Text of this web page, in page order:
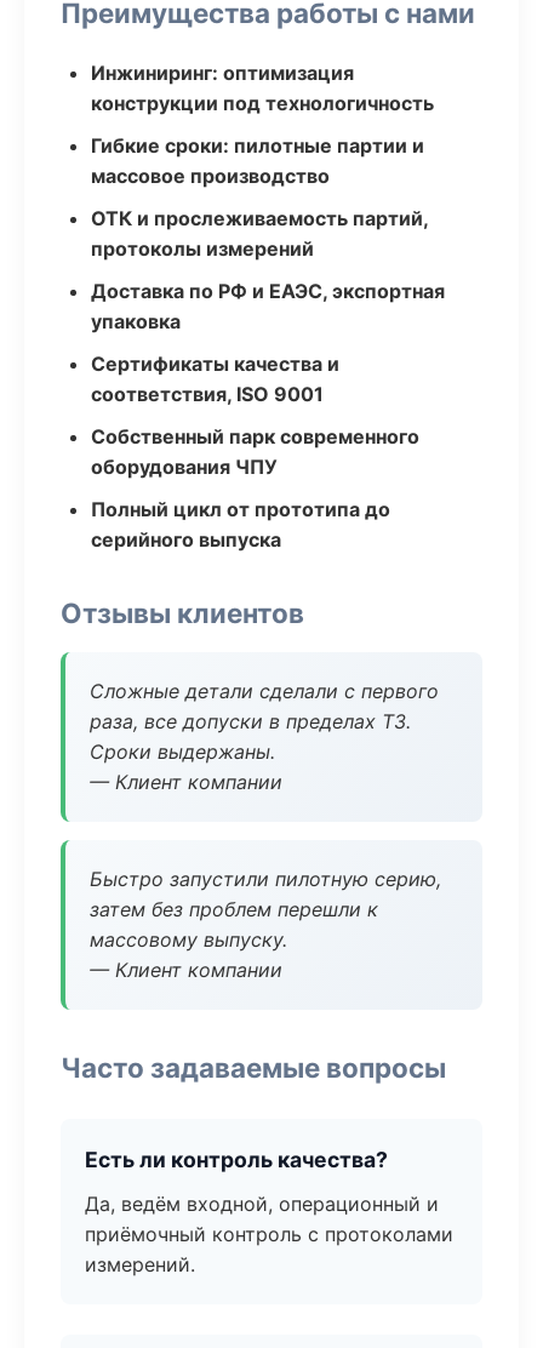
Преимущества работы с нами
Инжиниринг: оптимизация
конструкции под технологичность
Гибкие сроки: пилотные партии и
массовое производство
ОТК и прослеживаемость партий,
протоколы измерений
Доставка по РФ и ЕАЭС, экспортная
упаковка
Сертификаты качества и
соответствия, ISO 9001
Собственный парк современного
оборудования ЧПУ
Полный цикл от прототипа до
серийного выпуска
Отзывы клиентов
Сложные детали сделали с первого
раза, все допуски в пределах ТЗ.
Сроки выдержаны.
— Клиент компании
Быстро запустили пилотную серию,
затем без проблем перешли к
массовому выпуску.
— Клиент компании
Часто задаваемые вопросы
Есть ли контроль качества?
Да, ведём входной, операционный и
приёмочный контроль с протоколами
измерений.